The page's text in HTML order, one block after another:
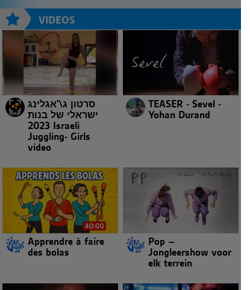
VIDEOS
סרטון ג\'אגלינג
ישראלי של בנות
2023 Israeli
Juggling- Girls
video
TEASER - Sevel -
Yohan Durand
Apprendre à faire
des bolas
Pop –
Jongleershow voor
elk terrein